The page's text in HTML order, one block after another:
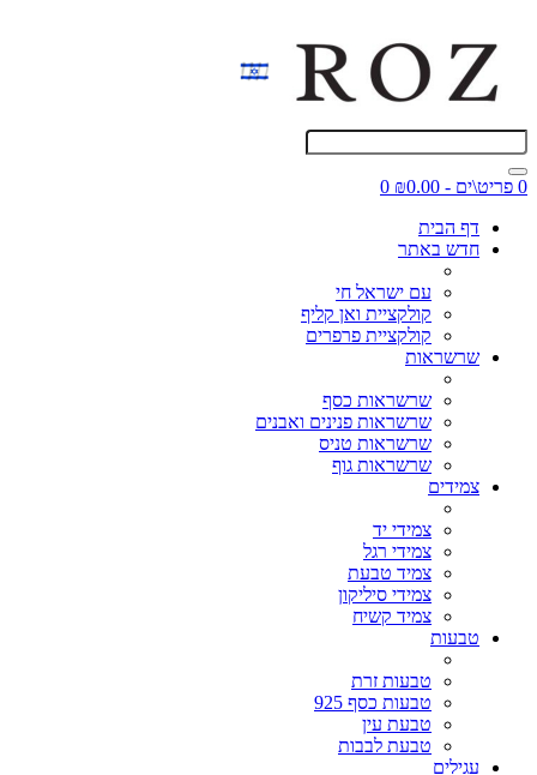
0 פריט\ים - ₪0.00
0
דף הבית
חדש באתר
עם ישראל חי
קולקציית ואן קליף
קולקציית פרפרים
שרשראות
שרשראות כסף
שרשראות פנינים ואבנים
שרשראות טניס
שרשראות גוף
צמידים
צמידי יד
צמידי רגל
צמיד טבעת
צמידי סיליקון
צמיד קשיח
טבעות
טבעות זרת
טבעות כסף 925
טבעת עין
טבעת לבבות
עגילים